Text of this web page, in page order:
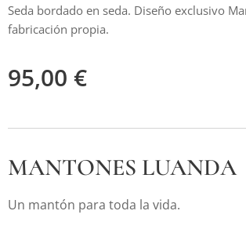
Seda bordado en seda. Diseño exclusivo
fabricación propia.
95,00 €
MANTONES LUANDA
Un mantón para toda la vida.